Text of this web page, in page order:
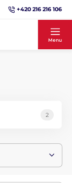
+420 216 216 106
Menu
2